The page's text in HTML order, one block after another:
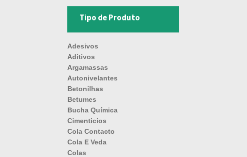
Tipo de Produto
Adesivos
Aditivos
Argamassas
Autonivelantes
Betonilhas
Betumes
Bucha Química
Cimenticios
Cola Contacto
Cola E Veda
Colas